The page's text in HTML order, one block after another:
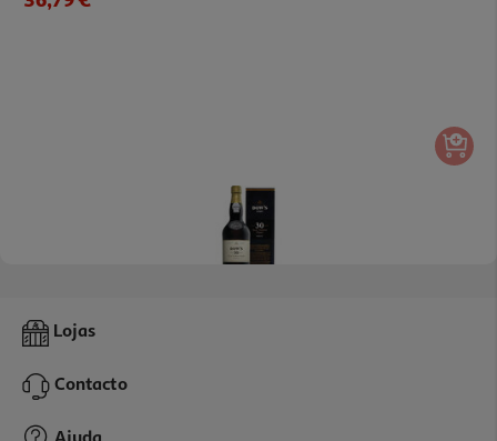
Vinho Porto Dow's 30 Anos 0.75l
79,99 €
Lojas
Contacto